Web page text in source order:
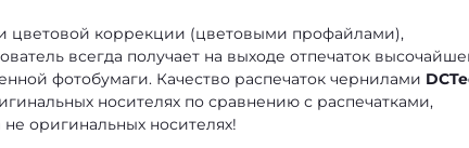
цветовой коррекции (цветовыми профайлами),
всегда получает на выходе отпечаток
фотобумаги. Качество распечаток чернилами
носителях по сравнению с распечатками,
оригинальных носителях!